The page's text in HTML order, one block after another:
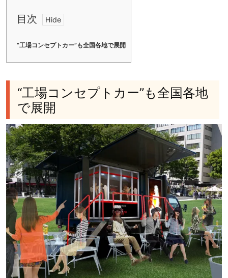
目次
“工場コンセプトカー”も全国各地で展開
“工場コンセプトカー”も全国各地
で展開